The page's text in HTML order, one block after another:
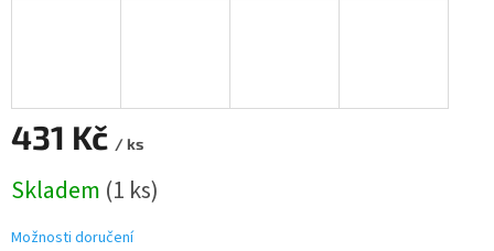
431 Kč / ks
cena:
Skladem (1 ks)
Možnosti doručení